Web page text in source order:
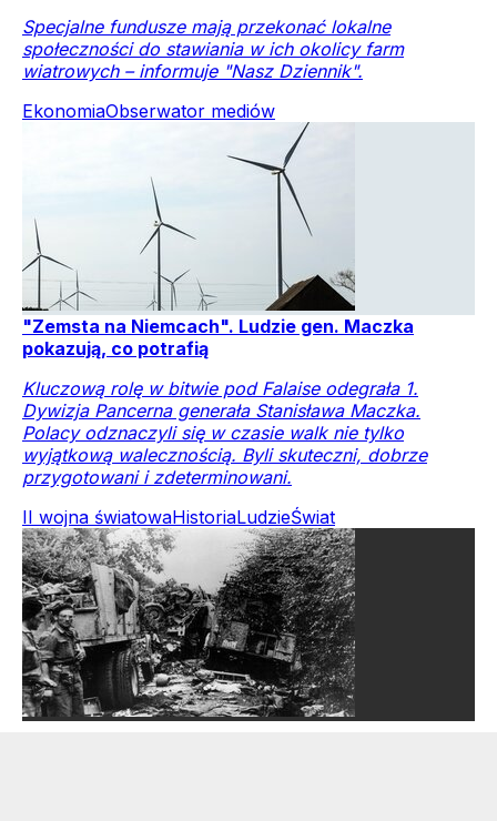
Specjalne fundusze mają przekonać lokalne
społeczności do stawiania w ich okolicy farm
wiatrowych – informuje "Nasz Dziennik".
EkonomiaObserwator mediów
"Zemsta na Niemcach". Ludzie gen. Maczka
pokazują, co potrafią
Kluczową rolę w bitwie pod Falaise odegrała 1.
Dywizja Pancerna generała Stanisława Maczka.
Polacy odznaczyli się w czasie walk nie tylko
wyjątkową walecznością. Byli skuteczni, dobrze
przygotowani i zdeterminowani.
II wojna światowaHistoriaLudzieŚwiat